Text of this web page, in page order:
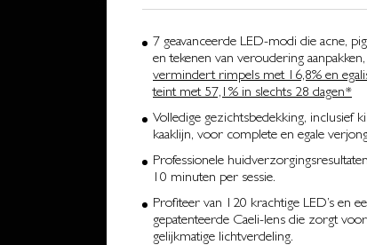
7 geavanceerde LED-modi die acne,
en tekenen van veroudering aanpakken,
vermindert rimpels met 16,8% en
teint met 57,1% in slechts 28 dagen*
Volledige gezichtsbedekking, inclusief
kaaklijn, voor complete en egale
Professionele
10 minuten per sessie.
Profiteer van 120 krachtige LED’s en
gepatenteerde Caeli-lens die zorgt
gelijkmatige lichtverdeling.